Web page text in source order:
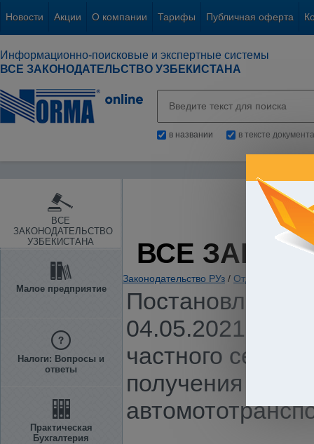
Новости Акции О компании Тарифы Публичная оферта
Информационно-поисковые и экспертные системы
ВСЕ ЗАКОНОДАТЕЛЬСТВО УЗБЕКИСТАНА
в названии в тексте документа
ВСЕ
ЗАКОНОДАТЕЛЬСТВО
УЗБЕКИСТАНА
Малое предприятие
Налоги: Вопросы и
ответы
Практическая
Бухгалтерия
ВСЕ
Законодательство РУз / Отдельные
Постановление
04.05.2021 г. N
частного
получения